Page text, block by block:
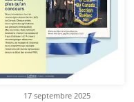
17 septembre 2025